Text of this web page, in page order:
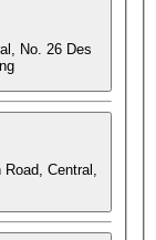
No. 26 Des
Road, Central,